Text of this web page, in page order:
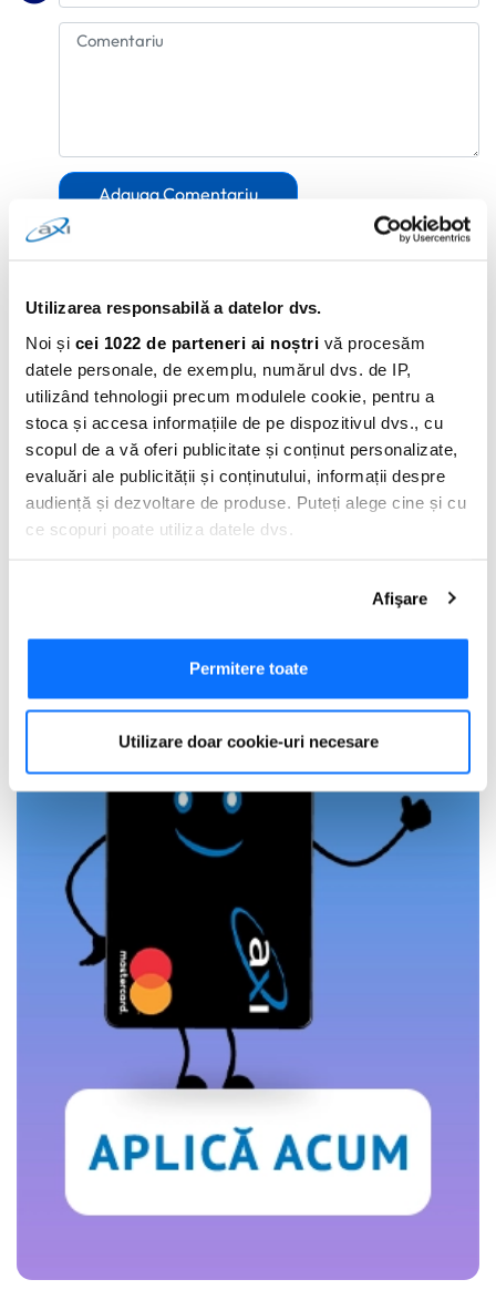
Utilizarea responsabilă a datelor dvs.
Noi și cei 1022 de parteneri ai noștri vă procesăm
datele personale, de exemplu, numărul dvs. de IP,
utilizând tehnologii precum modulele cookie, pentru a
stoca și accesa informațiile de pe dispozitivul dvs., cu
scopul de a vă oferi publicitate și conținut personalizate,
evaluări ale publicității și conținutului, informații despre
audiență și dezvoltare de produse. Puteți alege cine și cu
ce scopuri poate utiliza datele dvs.
Să colectăm informațiile cu privire la locația dvs.
geografică cu o exactitate de până la câțiva metri
Să vă identificăm dispozitivul scanândul-l în mod
dvs. personale și configurați-vă preferințele la
cu detalii. Vă puteți modifica sau retrage oricând acordul
din Declarația despre modulele cookie.
Utilizam cookie-uri pentru a personaliza experienta dvs.
pe website, pentru a analiza traficul pe website, precum
si pentru activitatea noastra de publicitate online.
Folosind site-ul fără a modifica setările referitoare la
cookie-uri înseamnă că sunteti de acord cu folosirea
Află mai multe aici.
Afişare
Permitere toate
Utilizare doar cookie-uri necesare
Adauga Comentariu